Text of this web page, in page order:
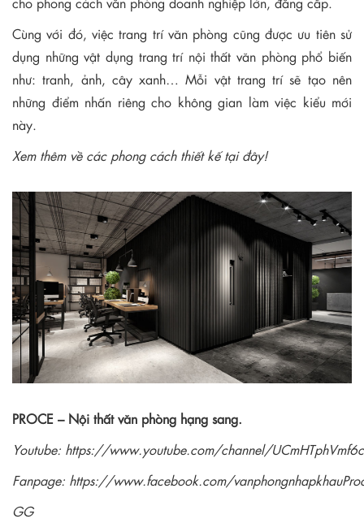
Cùng với đó, việc trang trí văn phòng cũng được ưu tiên sử
dụng những vật dụng trang trí nội thất văn phòng phổ biến
như: tranh, ảnh, cây xanh… Mỗi vật trang trí sẽ tạo nên
những điểm nhấn riêng cho không gian làm việc kiểu mới
này.
Xem thêm về các phong cách thiết kế tại đây!
PROCE – Nội thất văn phòng hạng sang.
Youtube: https://www.youtube.com/channel/
Fanpage: https://www.facebook.com/
GG